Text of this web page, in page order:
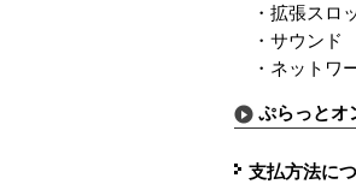
・拡張スロ
・サウンド
・ネットワ
ぷらっとオ
支払方法に